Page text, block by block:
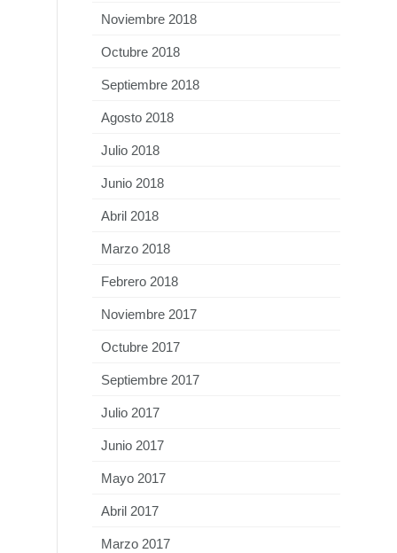
Noviembre 2018
Octubre 2018
Septiembre 2018
Agosto 2018
Julio 2018
Junio 2018
Abril 2018
Marzo 2018
Febrero 2018
Noviembre 2017
Octubre 2017
Septiembre 2017
Julio 2017
Junio 2017
Mayo 2017
Abril 2017
Marzo 2017